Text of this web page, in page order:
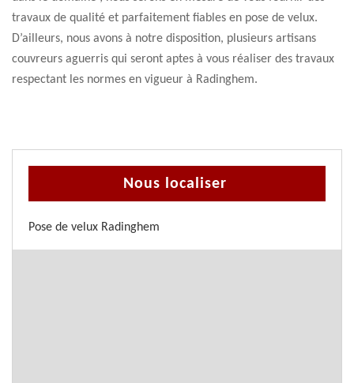
travaux de qualité et parfaitement fiables en pose de velux.
D’ailleurs, nous avons à notre disposition, plusieurs artisans
couvreurs aguerris qui seront aptes à vous réaliser des travaux
respectant les normes en vigueur à Radinghem.
Nous localiser
Pose de velux Radinghem